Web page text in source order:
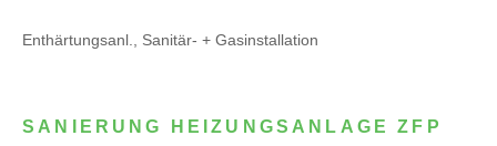
Enthärtungsanl., Sanitär- + Gasinstallation
SANIERUNG HEIZUNGSANLAGE ZFP